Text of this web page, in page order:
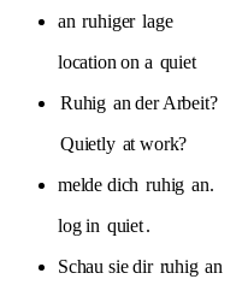
an ruhiger lage
location on a quiet
Ruhig an der Arbeit?
Quietly at work?
melde dich ruhig an.
log in quiet.
Schau sie dir ruhig an